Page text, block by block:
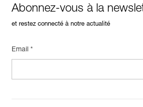
Abonnez-vous à la
et restez connecté à notre actualité
Email *